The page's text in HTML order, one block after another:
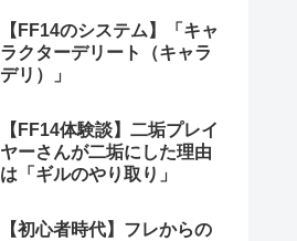
【FF14のシステム】「キャ
ラクターデリート（キャラ
デリ）」
【FF14体験談】二垢プレイ
ヤーさんが二垢にした理由
は「ギルのやり取り」
【初心者時代】フレからの